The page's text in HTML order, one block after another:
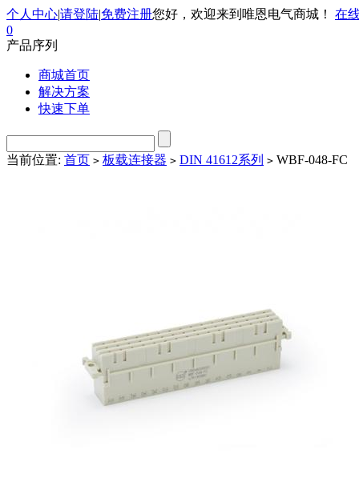
您好，欢迎来到唯恩电气商城！ 在
个人中心|请登陆|免费注册
0
产品序列
商城首页
解决方案
快速下单
当前位置: 首页 > 板载连接器 > DIN 41612系列 > WBF-048-FC